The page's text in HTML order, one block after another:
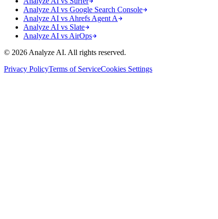
Analyze AI vs Google Search Console
Analyze AI vs Ahrefs Agent A
Analyze AI vs Slate
Analyze AI vs AirOps
© 2026 Analyze AI. All rights reserved.
Privacy PolicyTerms of ServiceCookies Settings